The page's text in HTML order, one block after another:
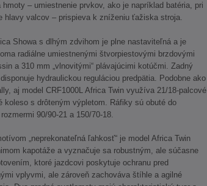
hmoty – umiestnenie prvkov, ako je napríklad batéria, pri
hlavy valcov – prispieva k zníženiu ťažiska stroja.
Showa s dlhým zdvihom je plne nastaviteľná a je
radiálne umiestnenými štvorpiestovými brzdovými
a 310 mm „vlnovitými“ plávajúcimi kotúčmi. Zadný
hydraulickou reguláciou predpätia. Podobne ako
aj model CRF1000L Africa Twin využíva 21/18-palcové
koleso s drôteným výpletom. Ráfiky sú obuté do
90/90-21 a 150/70-18.
„neprekonateľná ľahkosť“ je model Africa Twin
kapotáže a vyznačuje sa robustným, ale súčasne
ktoré jazdcovi poskytuje ochranu pred
vplyvmi, ale zároveň zachováva štíhle a agilné